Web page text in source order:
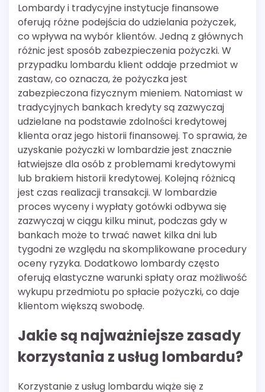
Lombardy i tradycyjne instytucje finansowe
oferują różne podejścia do udzielania pożyczek,
co wpływa na wybór klientów. Jedną z głównych
różnic jest sposób zabezpieczenia pożyczki. W
przypadku lombardu klient oddaje przedmiot w
zastaw, co oznacza, że pożyczka jest
zabezpieczona fizycznym mieniem. Natomiast w
tradycyjnych bankach kredyty są zazwyczaj
udzielane na podstawie zdolności kredytowej
klienta oraz jego historii finansowej. To sprawia, że
uzyskanie pożyczki w lombardzie jest znacznie
łatwiejsze dla osób z problemami kredytowymi
lub brakiem historii kredytowej. Kolejną różnicą
jest czas realizacji transakcji. W lombardzie
proces wyceny i wypłaty gotówki odbywa się
zazwyczaj w ciągu kilku minut, podczas gdy w
bankach może to trwać nawet kilka dni lub
tygodni ze względu na skomplikowane procedury
oceny ryzyka. Dodatkowo lombardy często
oferują elastyczne warunki spłaty oraz możliwość
wykupu przedmiotu po spłacie pożyczki, co daje
klientom większą swobodę.
Jakie są najważniejsze zasady
korzystania z usług lombardu?
Korzystanie z usług lombardu wiąże się z